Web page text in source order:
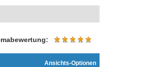
Ansichts-Optionen